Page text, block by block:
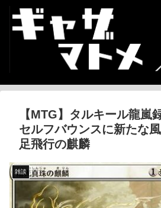
【MTG】タルキール龍
セルフバウンスに新たな
足飛行の麒麟
雑談